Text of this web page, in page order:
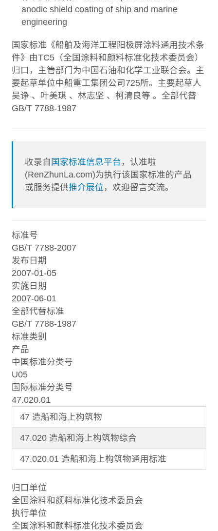
anodic shield coating of ship and marine
engineering
国家标准《船舶及海洋工程阳极屏涂料通用技术条
件》由TC5（全国涂料和颜料标准化技术委员会）
归口，主管部门为中国石油和化学工业联合会。主
要起草单位中船重工集团公司725所。主要起草人
吴诤 、叶美琪 、林志坚 、柯清良等 。全部代替
GB/T 7788-1987
收录自 国家标准信息平台 ，认准啦
(RenZhunLa.com)为执行该国家标准的产品
或服务提供推介展位 ，欢迎留言交流。
标准号
GB/T 7788-2007
发布日期
2007-01-05
实施日期
2007-06-01
全部代替标准
GB/T 7788-1987
标准类别
产品
中国标准分类号
U05
国际标准分类号
47.020.01
47 造船和海上构筑物
47.020 造船和海上构筑物综合
47.020.01 造船和海上构筑物通用标准
归口单位
全国涂料和颜料标准化技术委员会
执行单位
全国涂料和颜料标准化技术委员会